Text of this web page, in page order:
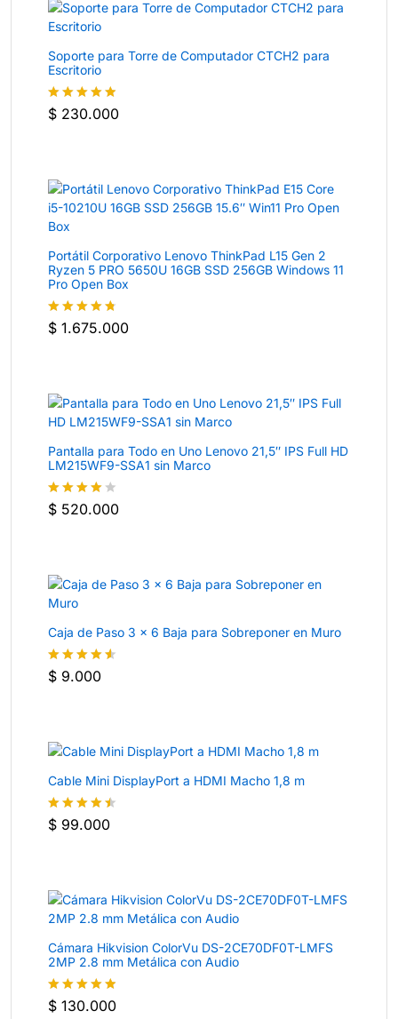
Soporte para Torre de Computador CTCH2 para
Escritorio
Valorado
$ 230.000
Portátil Corporativo Lenovo ThinkPad L15 Gen 2
Ryzen 5 PRO 5650U 16GB SSD 256GB Windows 11
Pro Open Box
Valorado
$ 1.675.000
Pantalla para Todo en Uno Lenovo 21,5″ IPS Full HD
LM215WF9-SSA1 sin Marco
Valorado
$ 520.000
Caja de Paso 3 × 6 Baja para Sobreponer en Muro
Valorado
$ 9.000
Cable Mini DisplayPort a HDMI Macho 1,8 m
Valorado
$ 99.000
Cámara Hikvision ColorVu DS-2CE70DF0T-LMFS
2MP 2.8 mm Metálica con Audio
Valorado
$ 130.000